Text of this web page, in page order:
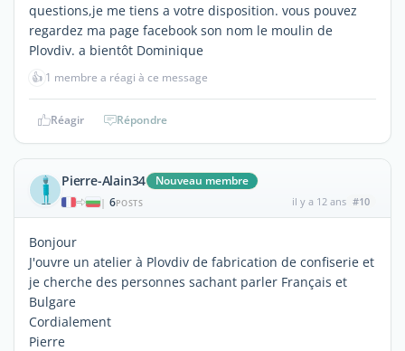
questions,je me tiens a votre disposition. vous pouvez
regardez ma page facebook son nom le moulin de
Plovdiv. a bientôt Dominique
👍 1 membre a réagi à ce message
Réagir Répondre
Pierre-Alain34 Nouveau membre
| 6POSTS il y a 12 ans #10
Bonjour
J'ouvre un atelier à Plovdiv de fabrication de confiserie et
je cherche des personnes sachant parler Français et
Bulgare
Cordialement
Pierre